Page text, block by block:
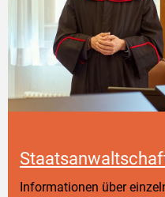
Informationen über